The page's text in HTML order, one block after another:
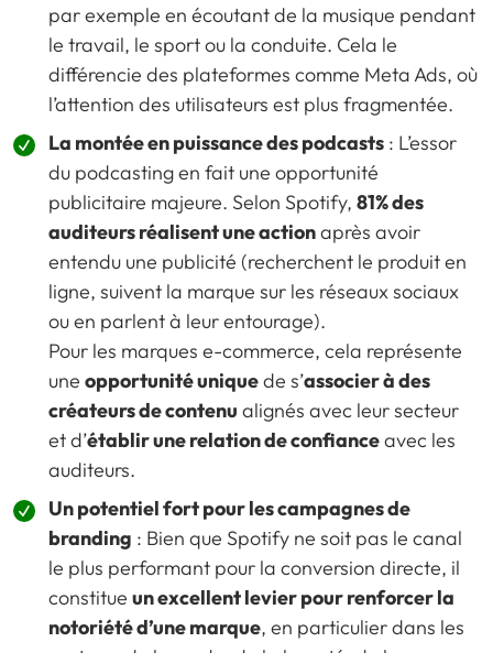
par exemple en écoutant de la musique pendant
le travail, le sport ou la conduite. Cela le
différencie des plateformes comme Meta Ads, où
l’attention des utilisateurs est plus fragmentée.
La montée en puissance des podcasts : L’essor
du podcasting en fait une opportunité
publicitaire majeure. Selon Spotify, 81% des
auditeurs réalisent une actionaprès avoir
entendu une publicité (recherchent le produit en
ligne, suivent la marque sur les réseaux sociaux
ou en parlent à leur entourage).
Pour les marques e-commerce, cela représente
une opportunité uniquede s’associer à des
créateurs de contenu alignés avec leur secteur
et d’établir une relation de confianceavec les
auditeurs.
Un potentiel fort pour les campagnes de
branding : Bien que Spotify ne soit pas le canal
le plus performant pour la conversion directe, il
constitue un excellent levier pour renforcer la
notoriété d’une marque, en particulier dans les